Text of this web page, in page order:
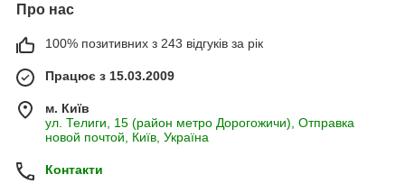
Про нас
100% позитивних з 243 відгуків за рік
Працює з 15.03.2009
м. Київ
ул. Телиги, 15 (район метро Дорогожичи), Отправка
новой почтой, Київ, Україна
Контакти